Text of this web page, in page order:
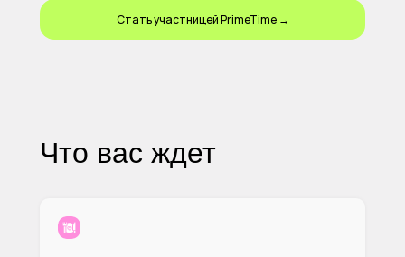
Стать участницей PrimeTime →
Что вас ждет